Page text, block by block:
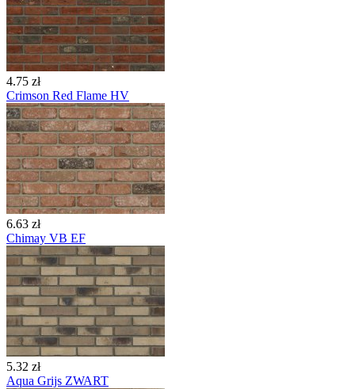
4.75 zł
Crimson Red Flame HV
6.63 zł
Chimay VB EF
5.32 zł
Aqua Grijs ZWART